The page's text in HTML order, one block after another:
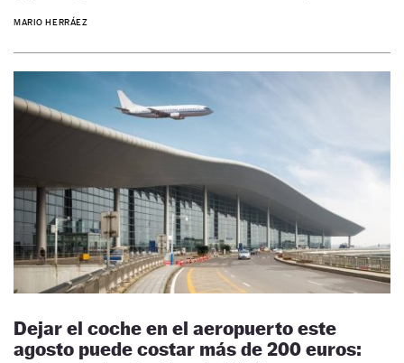
MARIO HERRÁEZ
Dejar el coche en el aeropuerto este
agosto puede costar más de 200 euros: